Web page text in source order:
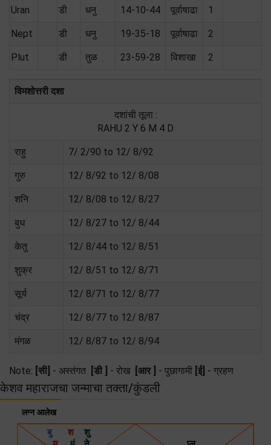
Uran डी धनु 14-10-44 पूर्वाषाढा 1
Nept डी धनु 19-35-18 पूर्वाषाढा 2
Plut डी तुळ 23-59-28 विशाखा 2
विमशोत्तरी दशा
दशांची तूला :
RAHU 2 Y 6 M 4 D
राहु 7/ 2/90 to 12/ 8/92
गुरु 12/ 8/92 to 12/ 8/08
शनि 12/ 8/08 to 12/ 8/27
बुध 12/ 8/27 to 12/ 8/44
केतु 12/ 8/44 to 12/ 8/51
शुक्र 12/ 8/51 to 12/ 8/71
सूर्य 12/ 8/71 to 12/ 8/77
चंद्र 12/ 8/77 to 12/ 8/87
मंगळ 12/ 8/87 to 12/ 8/94
Note: [सी] - अस्तंगत [डी ] - रोख [आर ] - पुछागामी [ई] - ग्रहण
केशव महाराजचा जन्माचा तक्ता/कुंडली